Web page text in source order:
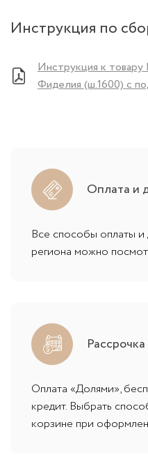
Инструкция по
Инструкция к товару
Фиделия (ш.1600) с
Оплата и
Все способы оплаты и
региона можно
Оплата «Долями»,
кредит. Выбрать
корзине при